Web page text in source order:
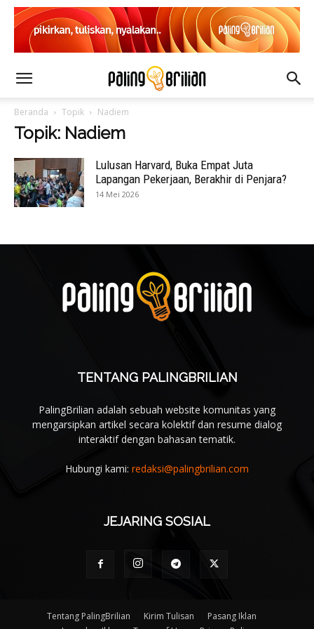
Beranda Topik Nadiem
Topik: Nadiem
Lulusan Harvard, Buka Empat Juta
Lapangan Pekerjaan, Berakhir di Penjara?
14 Mei 2026
TENTANG PALINGBRILIAN
PalingBrilian adalah sebuah website komunitas yang
mengarsipkan artikel secara kolektif dan resume dialog
interaktif dengan bahasan tematik.
Hubungi kami: redaksi@palingbrilian.com
JEJARING SOSIAL
Tentang PalingBrilian Kirim Tulisan
Pasang Iklan